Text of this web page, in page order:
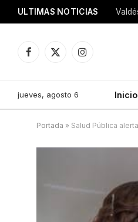
ULTIMAS NOTICIAS
Facebook
X
Instagram
jueves, agosto 6 Inicio
Portada » Salud Pública